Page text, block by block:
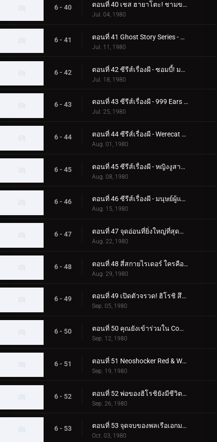
6 - 40 ตอนที่ 40 เชส ฮายาโตะ! ชามของกัปปะบินผ่านท้องฟ้า
Jul. 04, 1980
6 - 41 ตอนที่ 41 Ghost Story Series - ความลับของอาคาร Phantom
Jul. 11, 1980
6 - 42 ตอนที่ 42 ซีรีส์เรื่องผี - ซอมบี้! มอนสเตอร์ฟื้นคืนชีพแล้ว
Jul. 18, 1980
6 - 43 ตอนที่ 43 ซีรีส์เรื่องผี - 999 Ears ของ Earless Yoshikazu
Jul. 25, 1980
6 - 44 ตอนที่ 44 ซีรีส์เรื่องผี - Werecat ต้องการเลือดเด็ก!
Aug. 01, 1980
6 - 45 ตอนที่ 45 ซีรีส์เรื่องผี - หญิงงูสาปสึคุบะ ฮิโรชิ!
Aug. 08, 1980
6 - 46 ตอนที่ 46 ซีรีส์เรื่องผี - มนุษย์ผู้แตกหัก! ความกลัวศูนย์กลางของกระจก
Aug. 15, 1980
6 - 47 ตอนที่ 47 จุดอ่อนที่ยิ่งใหญ่ที่สุดของ Skyrider! โจมตีจุดบอด 0.5 วินาที
Aug. 22, 1980
6 - 48 ตอนที่ 48 สี่สกายไรเดอร์ ใครคือตัวจริง
Aug. 29, 1980
6 - 49 ตอนที่ 49 เปิดตัวจรวด! ฮิโรชิ สึคุบะไปที่สุสานอวกาศ
Sep. 05, 1980
6 - 50 ตอนที่ 50 คุณยังเข้าร่วมใน Command Boys' Squad ด้วย!
Sep. 12, 1980
6 - 51 ตอนที่ 51 Neoshocker Red & White ศึกตัดสินแห่งความตายครั้งยิ่งใหญ่
Sep. 19, 1980
6 - 52 ตอนที่ 52 พ่อของฮิโรชิยังมีชีวิตอยู่! ในฐานะมนุษย์ที่เปลี่ยนแปลงไป FX777
Sep. 26, 1980
6 - 53 ตอนที่ 53 จุดจบของพลเรือเอกมาจิน! และตัวตนที่แท้จริงของผู้นำที่ยิ่งใหญ่
Oct. 03, 1980